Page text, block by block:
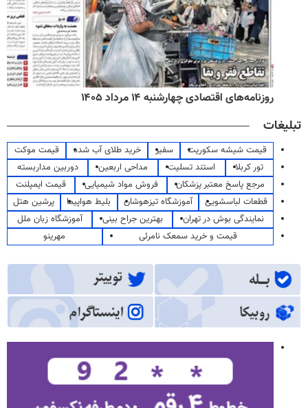
روزنامه‌های اقتصادی چهارشنبه ۱۴ مرداد ۱۴۰۵
تبلیغات
قیمت شیشه سکوریت سفیر خرید طلای آب شده
قیمت موکت
تور کربلا
استند تسلیت مداحی اربعین
دوربین مداربسته
مرجع پاسخ معتبر پزشکان
فروش مواد شیمیایی
قیمت ایمپلنت
قطعات لباسشویی
آموزشگاه تیزهوشان بلیط هواپیما
پرشین هتل
نمایندگی بوش در تهران
بهترین جراح بینی
آموزشگاه زبان ملل
قیمت و خرید سمعک نامرئی
مهرینو